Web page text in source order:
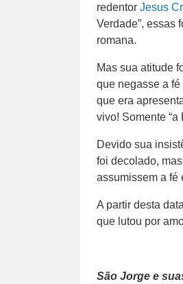
redentor Jesus
Verdade”, essas
romana.
Mas sua atitude
que negasse a
que era
vivo! Somente “a
Devido sua
foi decolado,
assumissem a fé
A partir desta
que lutou por
São Jorge e